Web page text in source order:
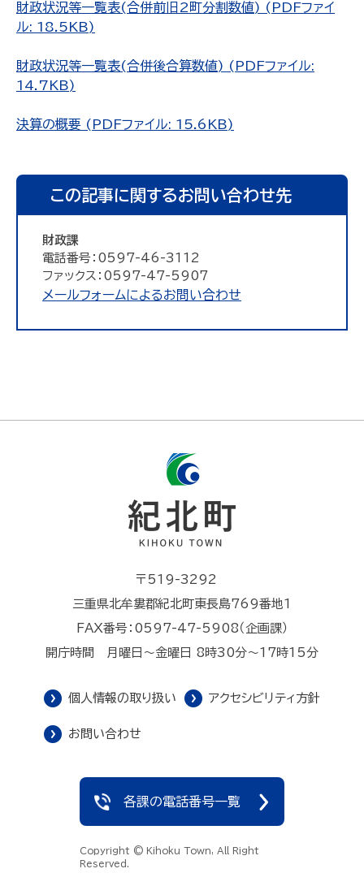
財政状況等一覧表(合併前旧2町分割数値) (PDFファイ
ル: 18.5KB)
財政状況等一覧表(合併後合算数値) (PDFファイル:
14.7KB)
決算の概要 (PDFファイル: 15.6KB)
この記事に関するお問い合わせ先
財政課
電話番号：0597-46-3112
ファックス：0597-47-5907
メールフォームによるお問い合わせ
〒519-3292
三重県北牟婁郡紀北町東長島769番地1
FAX番号：0597-47-5908（企画課）
開庁時間 月曜日～金曜日 8時30分～17時15分
個人情報の取り扱い アクセシビリティ方針
お問い合わせ
各課の電話番号一覧
Copyright © Kihoku Town, All Right
Reserved.